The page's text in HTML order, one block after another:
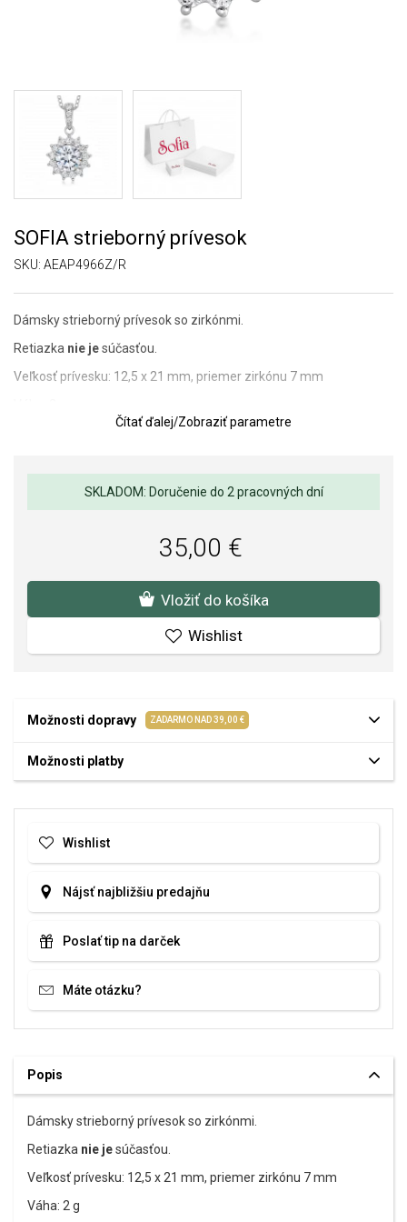
SOFIA strieborný prívesok
SKU: AEAP4966Z/R
Dámsky strieborný prívesok so zirkónmi.
Retiazka nie jesúčasťou.
Veľkosť prívesku: 12,5 x 21 mm, priemer zirkónu 7 mm
Čítať ďalej/Zobraziť parametre
SKLADOM: Doručenie do 2 pracovných dní
35,00 €
Vložiť do košíka
Wishlist
Možnosti dopravy ZADARMO NAD 39,00 €
Možnosti platby
Wishlist
Nájsť najbližšiu predajňu
Poslať tip na darček
Máte otázku?
Popis
Dámsky strieborný prívesok so zirkónmi.
Retiazka nie jesúčasťou.
Veľkosť prívesku: 12,5 x 21 mm, priemer zirkónu 7 mm
Váha: 2 g